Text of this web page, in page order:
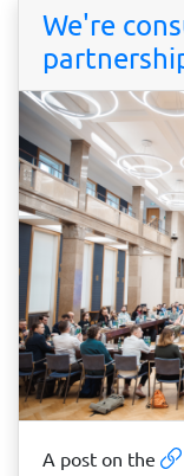
We're
A post on the